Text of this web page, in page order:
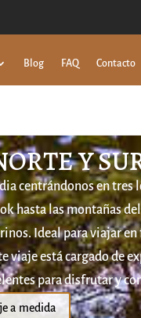
Blog FAQ Contacto
Y
centrándonos en tres
hasta las montañas
Ideal para viajar
viaje está cargado de
para disfrutar y
a medida